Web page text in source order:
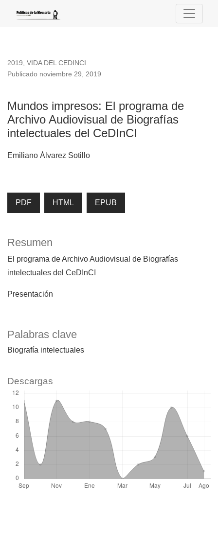
2019, VIDA DEL CEDINCI
Mundos impresos: El programa de
Archivo Audiovisual de Biografías
intelectuales del CeDInCI
Publicado noviembre 29, 2019
Emiliano Álvarez Sotillo
PDF HTML EPUB
Palabras clave
Biografía intelectuales
Resumen
El programa de Archivo Audiovisual de Biografías
intelectuales del CeDInCI
Presentación
Descargas